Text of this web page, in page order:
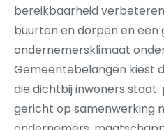
bereikbaarheid
buurten en dorpen en een
ondernemersklimaat
Gemeentebelangen kiest
die dichtbij inwoners
gericht op samenwerking